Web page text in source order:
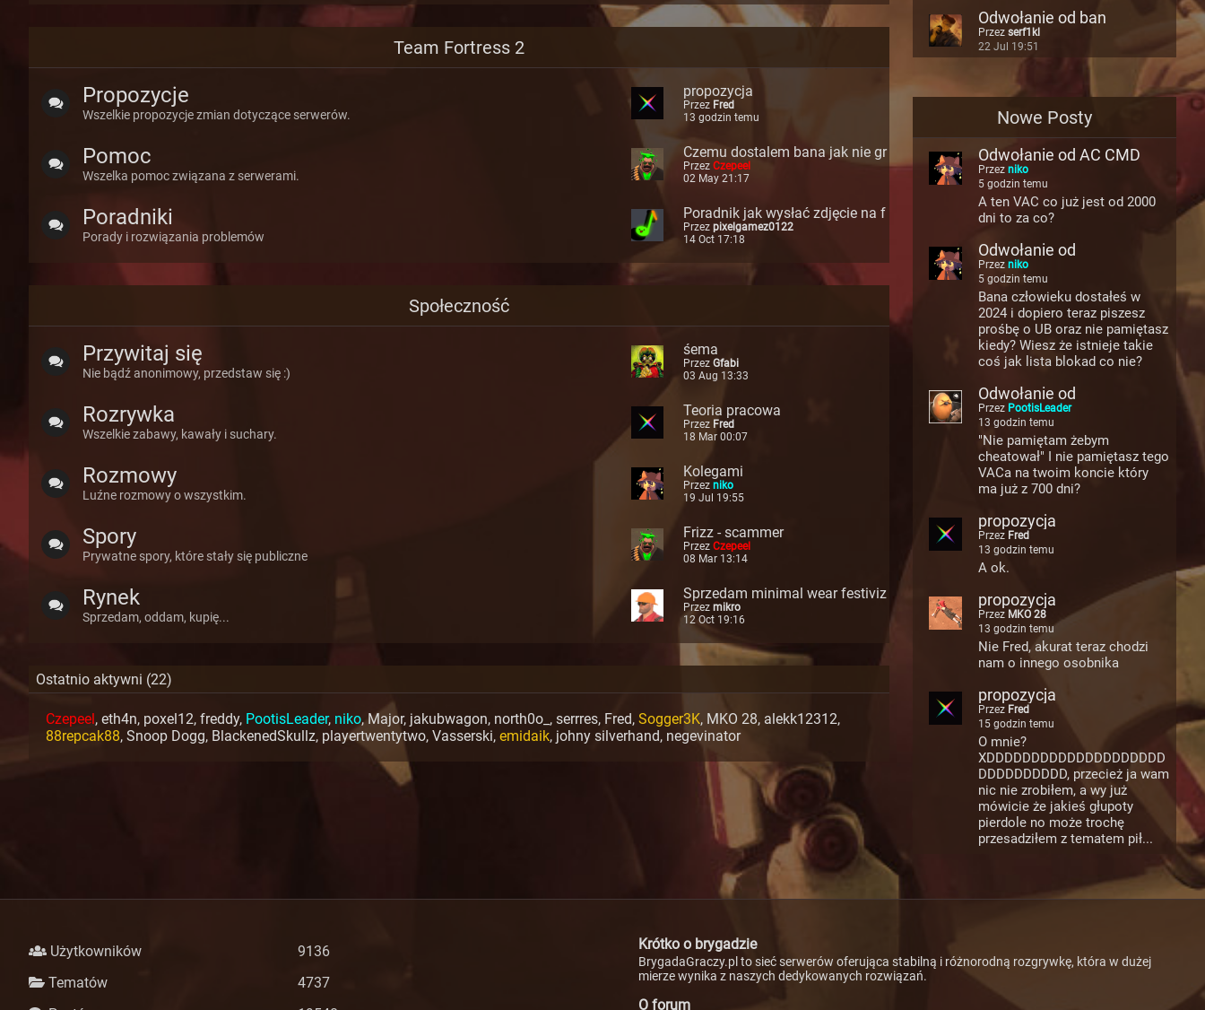
Team Fortress 2
Propozycje
Wszelkie propozycje zmian dotyczące serwerów.
propozycja
Przez Fred
13 godzin temu
Pomoc
Wszelka pomoc związana z serwerami.
Czemu dostalem bana jak nie gr
alem pol roku?
Przez Czepeel
02 May 21:17
Poradniki
Porady i rozwiązania problemów
Poradnik jak wysłać zdjęcie na f
orum
Przez pixelgamez0122
14 Oct 17:18
Społeczność
Przywitaj się
Nie bądź anonimowy, przedstaw się :)
śema
Przez Gfabi
03 Aug 13:33
Rozrywka
Wszelkie zabawy, kawały i suchary.
Teoria pracowa
Przez Fred
18 Mar 00:07
Rozmowy
Luźne rozmowy o wszystkim.
Kolegami
Przez niko
19 Jul 19:55
Spory
Prywatne spory, które stały się publiczne
Frizz - scammer
Przez Czepeel
08 Mar 13:14
Rynek
Sprzedam, oddam, kupię...
Sprzedam minimal wear festiviz
ed backwoods boomstick granat
nik za 38 ref
Przez mikro
12 Oct 19:16
Odwołanie od ban
Przezserf1kl
22 Jul 19:51
Nowe Posty
Odwołanie od AC CMD
SPIKE
Przezniko
5 godzin temu
A ten VAC co już jest od 2000
dni to za co?
Odwołanie od
Przezniko
5 godzin temu
Bana człowieku dostałeś w
2024 i dopiero teraz piszesz
prośbę o UB oraz nie pamiętasz
kiedy? Wiesz że istnieje takie
coś jak lista blokad co nie?
Odwołanie od
Przez PootisLeader
13 godzin temu
"Nie pamiętam żebym
cheatował" I nie pamiętasz tego
VACa na twoim koncie który
ma już z 700 dni?
propozycja
Przez Fred
13 godzin temu
A ok.
propozycja
Przez MKO 28
13 godzin temu
Nie Fred, akurat teraz chodzi
nam o innego osobnika
propozycja
Przez Fred
15 godzin temu
O mnie?
XDDDDDDDDDDDDDDDDDDDD
DDDDDDDDDD, przecież ja wam
nic nie zrobiłem, a wy już
mówicie że jakieś głupoty
pierdole no może trochę
przesadziłem z tematem pił...
Ostatnio aktywni (22)
Czepeel ,eth4n, poxel12,freddy, PootisLeader, niko,Major, jakubwagon, north0o_ ,serrres, Fred,Sogger3K, MKO 28, alekk12312,
88repcak88,Snoop Dogg, BlackenedSkullz, playertwentytwo,Vasserski,emidaik, johny silverhand, negevinator
Użytkowników
9136
Tematów
4737
Krótko o brygadzie
BrygadaGraczy.pl to sieć serwerów oferująca stabilną i różnorodną rozgrywkę, która w dużej
mierze wynika z naszych dedykowanych rozwiązań.
O forum